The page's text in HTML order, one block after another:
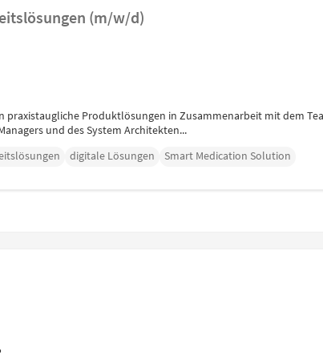
(m/w/d)
Produktlösungen in Zusammenarbeit mit dem
und des System Architekten...
digitale Lösungen Smart Medication Solution